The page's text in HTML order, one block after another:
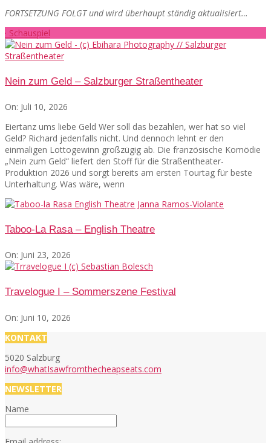
FORTSETZUNG FOLGT und wird überhaupt ständig aktualisiert…
· Schauspiel
Nein zum Geld – Salzburger Straßentheater
On: Juli 10, 2026
Eiertanz ums liebe Geld Wer soll das bezahlen, wer hat so viel
Geld? Richard jedenfalls nicht. Und dennoch lehnt er den
einmaligen Lottogewinn großzügig ab. Die französische Komödie
„Nein zum Geld“ liefert den Stoff für die Straßentheater-
Produktion 2026 und sorgt bereits am ersten Tourtag für beste
Unterhaltung. Was wäre, wenn
Taboo-La Rasa – English Theatre
On: Juni 23, 2026
Travelogue I – Sommerszene Festival
On: Juni 10, 2026
KONTAKT
5020 Salzburg
info@whatIsawfromthecheapseats.com
NEWSLETTER
Name